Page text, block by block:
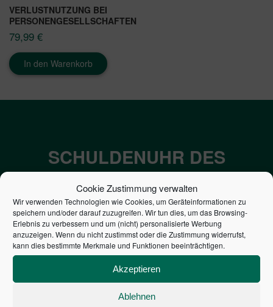
Cookie Zustimmung verwalten
Wir verwenden Technologien wie Cookies, um Geräteinformationen zu
speichern und/oder darauf zuzugreifen. Wir tun dies, um das Browsing-
Erlebnis zu verbessern und um (nicht) personalisierte Werbung
anzuzeigen. Wenn du nicht zustimmst oder die Zustimmung widerrufst,
kann dies bestimmte Merkmale und Funktionen beeinträchtigen.
Akzeptieren
Ablehnen
VERLUSTNUTZUNG BEI
PERSONENGESELLSCHAFTEN
79,99 €
In den Warenkorb
SCHULDENUHR DES
BUNDES DER
STEUERZAHLER
7,052€
PRO SEKUNDE